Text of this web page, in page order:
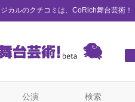
カルのクチコミは、CoRich舞台芸術！
公演 検索